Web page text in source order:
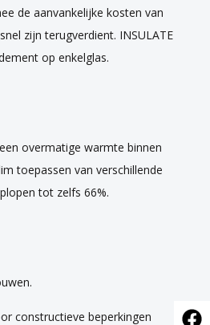
de aanvankelijke kosten van
zijn terugverdient. INSULATE
op enkelglas.
overmatige warmte binnen
toepassen van verschillende
tot zelfs 66%.
constructieve beperkingen